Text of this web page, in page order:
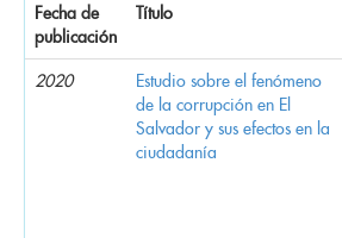
Fecha de
publicación
Título
2020
Estudio sobre el fenómeno
de la corrupción en El
Salvador y sus efectos en la
ciudadanía